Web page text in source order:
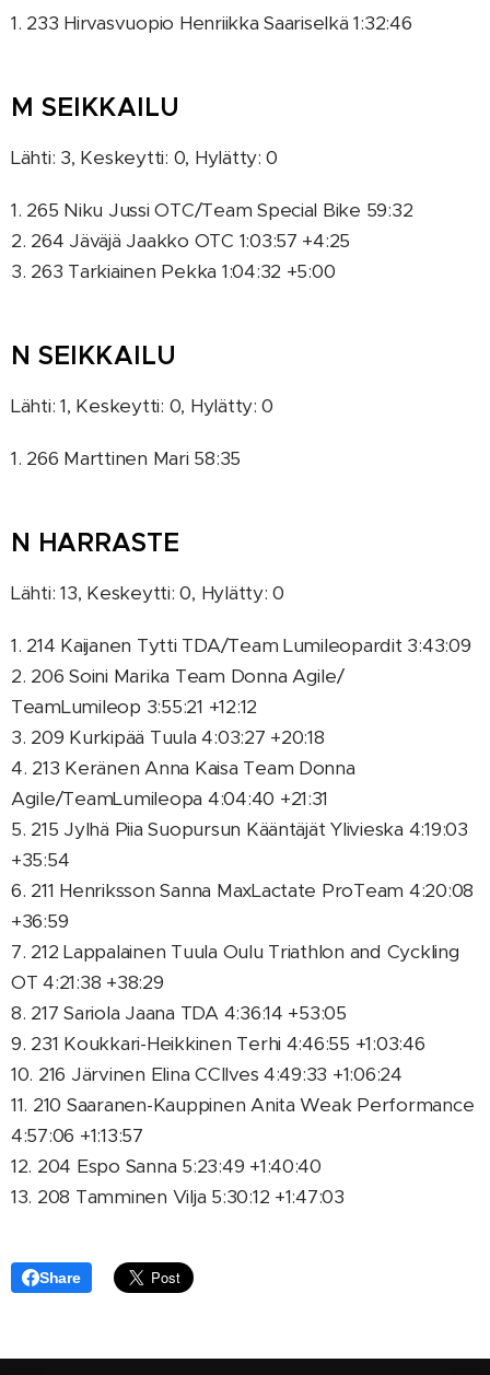
1. 233 Hirvasvuopio Henriikka Saariselkä 1:32:46
M SEIKKAILU
Lähti: 3, Keskeytti: 0, Hylätty: 0
1. 265 Niku Jussi OTC/Team Special Bike 59:32
2. 264 Jäväjä Jaakko OTC 1:03:57 +4:25
3. 263 Tarkiainen Pekka 1:04:32 +5:00
N SEIKKAILU
Lähti: 1, Keskeytti: 0, Hylätty: 0
1. 266 Marttinen Mari 58:35
N HARRASTE
Lähti: 13, Keskeytti: 0, Hylätty: 0
1. 214 Kaijanen Tytti TDA/Team Lumileopardit 3:43:09
2. 206 Soini Marika Team Donna Agile/
TeamLumileop 3:55:21 +12:12
3. 209 Kurkipää Tuula 4:03:27 +20:18
4. 213 Keränen Anna Kaisa Team Donna
Agile/TeamLumileopa 4:04:40 +21:31
5. 215 Jylhä Piia Suopursun Kääntäjät Ylivieska 4:19:03
+35:54
6. 211 Henriksson Sanna MaxLactate ProTeam 4:20:08
+36:59
7. 212 Lappalainen Tuula Oulu Triathlon and Cyckling
OT 4:21:38 +38:29
8. 217 Sariola Jaana TDA 4:36:14 +53:05
9. 231 Koukkari-Heikkinen Terhi 4:46:55 +1:03:46
10. 216 Järvinen Elina CCIlves 4:49:33 +1:06:24
11. 210 Saaranen-Kauppinen Anita Weak Performance
4:57:06 +1:13:57
12. 204 Espo Sanna 5:23:49 +1:40:40
13. 208 Tamminen Vilja 5:30:12 +1:47:03
Share